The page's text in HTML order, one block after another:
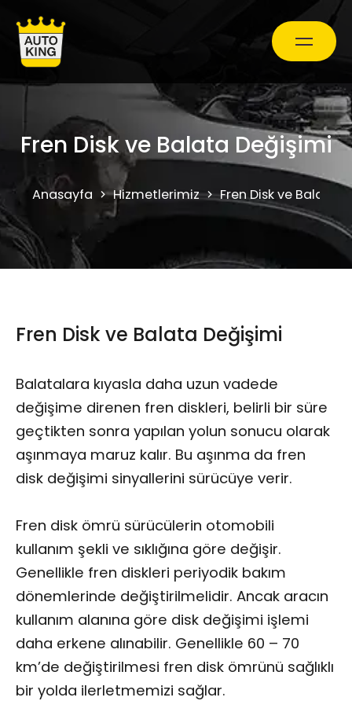
Araç Bakım ve Onarım
Oto Ekspertiz Hizmetleri
Kampanyalar
Randevu Al
Fren Disk ve Balata Değişimi
Anasayfa Hizmetlerimiz Fren Disk ve Balata
Fren Disk ve Balata Değişimi
Balatalara kıyasla daha uzun vadede
değişime direnen fren diskleri, belirli bir süre
geçtikten sonra yapılan yolun sonucu olarak
aşınmaya maruz kalır. Bu aşınma da fren
disk değişimi sinyallerini sürücüye verir.
Fren disk ömrü sürücülerin otomobili
kullanım şekli ve sıklığına göre değişir.
Genellikle fren diskleri periyodik bakım
dönemlerinde değiştirilmelidir. Ancak aracın
kullanım alanına göre disk değişimi işlemi
daha erkene alınabilir. Genellikle 60 – 70
km’de değiştirilmesi fren disk ömrünü sağlıklı
bir yolda ilerletmemizi sağlar.